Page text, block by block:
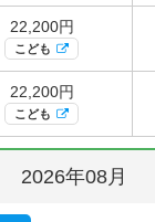
22,200円
こども
22,200円
こども
2026年08月